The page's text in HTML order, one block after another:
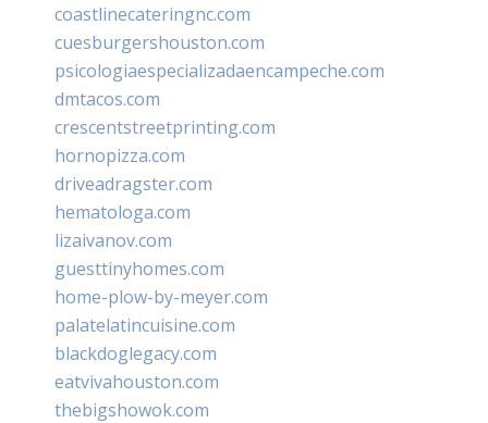
coastlinecateringnc.com
cuesburgershouston.com
psicologiaespecializadaencampeche.com
dmtacos.com
crescentstreetprinting.com
hornopizza.com
driveadragster.com
hematologa.com
lizaivanov.com
guesttinyhomes.com
home-plow-by-meyer.com
palatelatincuisine.com
blackdoglegacy.com
eatvivahouston.com
thebigshowok.com